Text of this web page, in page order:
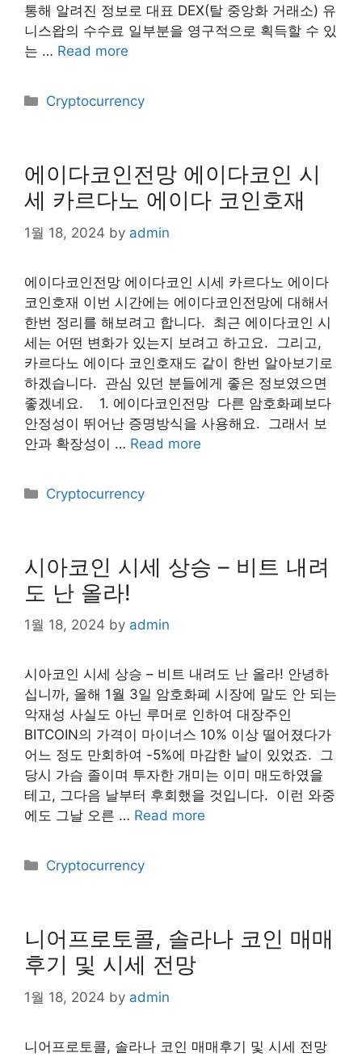
통해 알려진 정보로 대표 DEX(탈 중앙화 거래소) 유
니스왑의 수수료 일부분을 영구적으로 획득할 수 있
는 … Read more
Categories
Cryptocurrency
에이다코인전망 에이다코인 시
세 카르다노 에이다 코인호재
1월 18, 2024 by admin
에이다코인전망 에이다코인 시세 카르다노 에이다
코인호재 이번 시간에는 에이다코인전망에 대해서
한번 정리를 해보려고 합니다. ​ 최근 에이다코인 시
세는 어떤 변화가 있는지 보려고 하고요. ​ 그리고,
카르다노 에이다 코인호재도 같이 한번 알아보기로
하겠습니다. ​ 관심 있던 분들에게 좋은 정보였으면
좋겠네요. ​ ​ ​ 1. 에이다코인전망 ​ 다른 암호화폐보다
안정성이 뛰어난 증명방식을 사용해요. ​ 그래서 보
안과 확장성이 … Read more
Categories
Cryptocurrency
시아코인 시세 상승 – 비트 내려
도 난 올라!
1월 18, 2024 by admin
시아코인 시세 상승 – 비트 내려도 난 올라! 안녕하
십니까, 올해 1월 3일 암호화폐 시장에 말도 안 되는
악재성 사실도 아닌 루머로 인하여 대장주인
BITCOIN의 가격이 마이너스 10% 이상 떨어졌다가
어느 정도 만회하여 -5%에 마감한 날이 있었죠. ​ 그
당시 가슴 졸이며 투자한 개미는 이미 매도하였을
테고, 그다음 날부터 후회했을 것입니다. ​ 이런 와중
에도 그날 오른 … Read more
Categories
Cryptocurrency
니어프로토콜, 솔라나 코인 매매
후기 및 시세 전망
1월 18, 2024 by admin
니어프로토콜, 솔라나 코인 매매후기 및 시세 전망